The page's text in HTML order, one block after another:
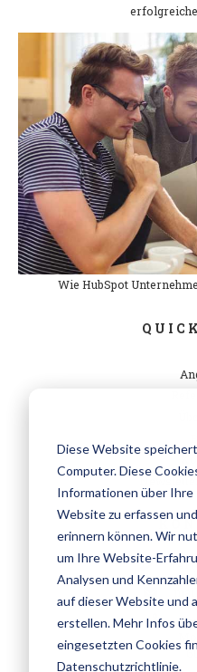
Diese Website
Computer. Diese
Informationen über
Website zu erfassen
erinnern können. Wir
um Ihre Website-
Analysen und
auf dieser Website und
erstellen. Mehr Infos
eingesetzten Cookies
Datenschutzrichtlinie.
Wie HubSpot
+41